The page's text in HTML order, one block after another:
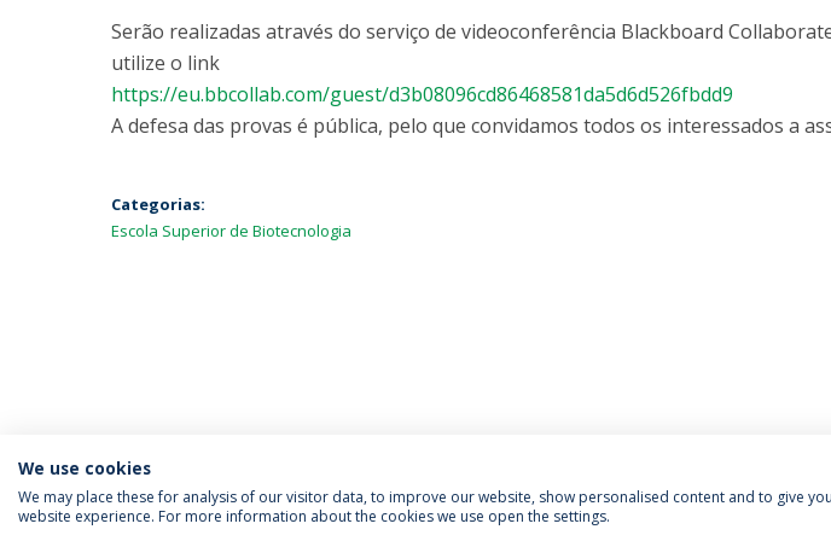
Serão realizadas através do serviço de videoconferência Blackboard
utilize o link
https://eu.bbcollab.com/guest/d3b08096cd86468581da5d6d526fbdd9
A defesa das provas é pública, pelo que convidamos todos os interessados a
Categorias:
Escola Superior de Biotecnologia
We use cookies
We may place these for analysis of our visitor data, to improve our website, show personalised content and to give
website experience. For more information about the cookies we use open the settings.